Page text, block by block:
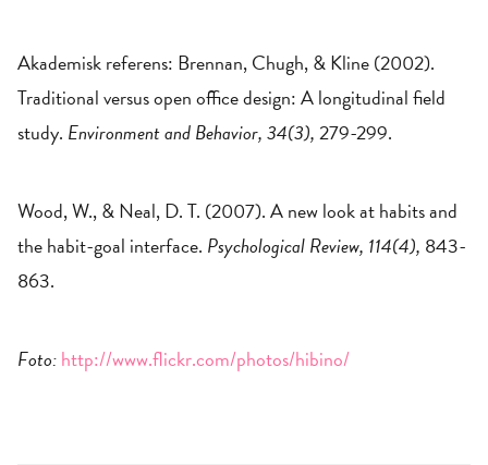
Akademisk referens: Brennan, Chugh, & Kline (2002).
Traditional versus open office design: A longitudinal field
study. Environment and Behavior, 34(3),279-299.
Wood, W., & Neal, D. T. (2007). A new look at habits and
the habit-goal interface. Psychological Review, 114(4), 843-
863.
Foto:http://www.flickr.com/photos/hibino/